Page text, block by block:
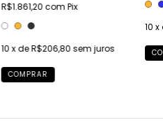
R$1.861,20 com Pix
10 x deR$206,80 sem juros
COMPRAR
10 x